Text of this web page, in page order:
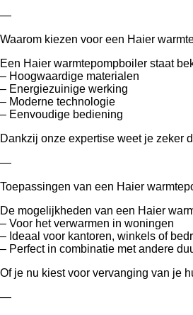
—
Waarom kiezen voor een Haier
Een Haier warmtepompboiler staat
– Hoogwaardige materialen
– Energiezuinige werking
– Moderne technologie
– Eenvoudige bediening
Dankzij onze expertise weet je zeker
—
Toepassingen van een Haier
De mogelijkheden van een Haier
– Voor het verwarmen in woningen
– Ideaal voor kantoren, winkels of
– Perfect in combinatie met andere
Of je nu kiest voor vervanging van je
—